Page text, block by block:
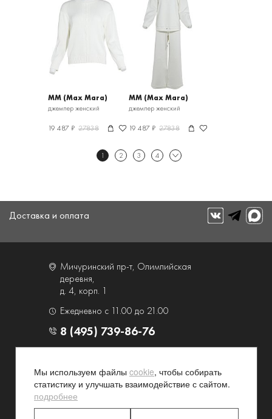
MM (Max Mara)
джемпер женский
19 487 ₽ 27838
MM (Max Mara)
джемпер женский
19 487 ₽ 27838
1 2 3 4
Доставка и оплата
Мичуринский пр-т, Олимпийская
деревня,
д. 4, корп. 1
Ежедневно с 11.00 до 21.00
8 (495) 739-86-76
Контакты и схема проезда
Наши преимущества
Программа лояльности
Партнерские программы
Конфиденциальность
Мы используем файлы cookie, чтобы собирать
статистику и улучшать взаимодействие с сайтом.
подробнее